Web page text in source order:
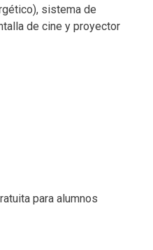
sistema de
de cine y proyector
para alumnos